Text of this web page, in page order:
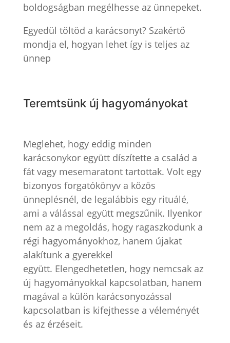
boldogságban megélhesse az ünnepeket.
Egyedül töltöd a karácsonyt? Szakértő
mondja el, hogyan lehet így is teljes az
ünnep
Teremtsünk új hagyományokat
Meglehet, hogy eddig minden
karácsonykor együtt díszítette a család a
fát vagy mesemaratont tartottak. Volt egy
bizonyos forgatókönyv a közös
ünneplésnél, de legalábbis egy rituálé,
ami a válással együtt megszűnik. Ilyenkor
nem az a megoldás, hogy ragaszkodunk a
régi hagyományokhoz, hanem újakat
alakítunk a gyerekkel
együtt. Elengedhetetlen, hogy nemcsak az
új hagyományokkal kapcsolatban, hanem
magával a külön karácsonyozással
kapcsolatban is kifejthesse a véleményét
és az érzéseit.